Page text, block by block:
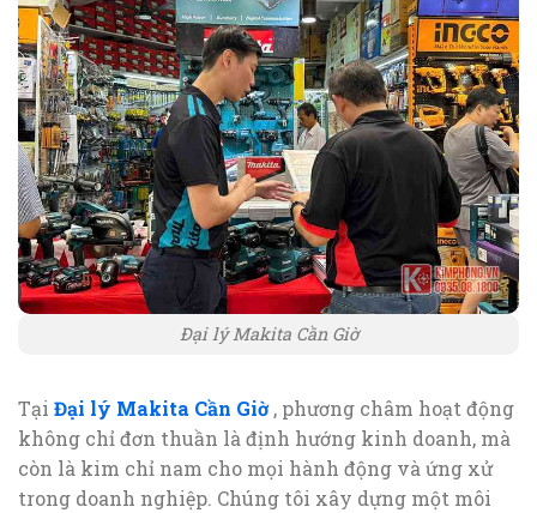
Đại lý Makita Cần Giờ
Tại Đại lý Makita Cần Giờ, phương châm hoạt động
không chỉ đơn thuần là định hướng kinh doanh, mà
còn là kim chỉ nam cho mọi hành động và ứng xử
trong doanh nghiệp. Chúng tôi xây dựng một môi